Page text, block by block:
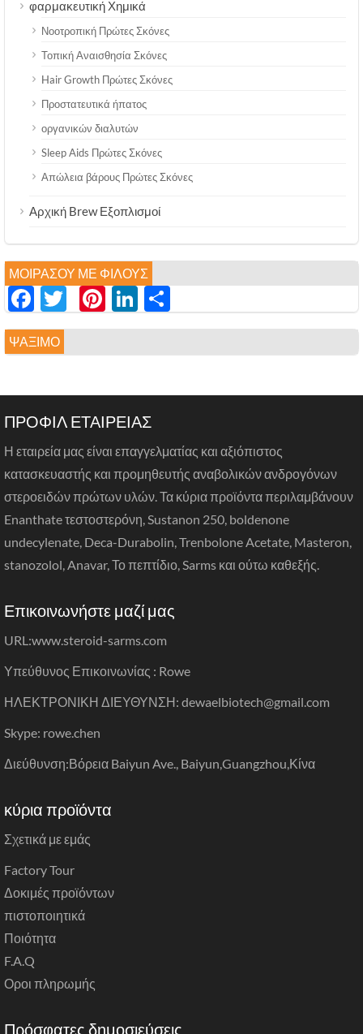
φαρμακευτική Χημικά
Νοοτροπική Πρώτες Σκόνες
Τοπική Αναισθησία Σκόνες
Hair Growth Πρώτες Σκόνες
Προστατευτικά ήπατος
οργανικών διαλυτών
Sleep Aids Πρώτες Σκόνες
Απώλεια βάρους Πρώτες Σκόνες
Αρχική Brew Εξοπλισμοί
ΜΟΙΡΆΣΟΥ ΜΕ ΦΊΛΟΥΣ
Facebook
Twitter
Pinterest
LinkedIn
享
ΨΆΞΙΜΟ
ΠΡΟΦΙΛ ΕΤΑΙΡΕΙΑΣ
Η εταιρεία μας είναι επαγγελματίας και αξιόπιστος
κατασκευαστής και προμηθευτής αναβολικών ανδρογόνων
στεροειδών πρώτων υλών. Τα κύρια προϊόντα περιλαμβάνουν
Enanthate τεστοστερόνη, Sustanon 250, boldenone
undecylenate, Deca-Durabolin, Trenbolone Acetate, Masteron,
stanozolol, Anavar, Το πεπτίδιο, Sarms και ούτω καθεξής.
Επικοινωνήστε μαζί μας
URL:www.steroid-sarms.com
Υπεύθυνος Επικοινωνίας : Rowe
ΗΛΕΚΤΡΟΝΙΚΗ ΔΙΕΥΘΥΝΣΗ: dewaelbiotech@gmail.com
Skype: rowe.chen
Διεύθυνση:Βόρεια Baiyun Ave., Baiyun,Guangzhou,Κίνα
κύρια προϊόντα
Σχετικά με εμάς
Factory Tour
Δοκιμές προϊόντων
πιστοποιητικά
Ποιότητα
F.A.Q
Οροι πληρωμής
Πρόσφατες δημοσιεύσεις